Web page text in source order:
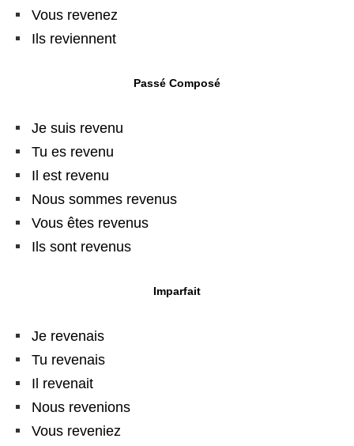
Vous revenez
Ils reviennent
Passé Composé
Je suis revenu
Tu es revenu
Il est revenu
Nous sommes revenus
Vous êtes revenus
Ils sont revenus
Imparfait
Je revenais
Tu revenais
Il revenait
Nous revenions
Vous reveniez